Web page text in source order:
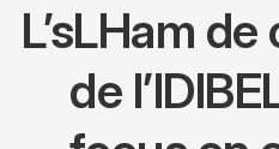
L’sLHam
de